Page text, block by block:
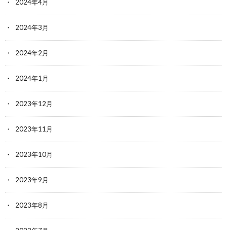
2024年4月
2024年3月
2024年2月
2024年1月
2023年12月
2023年11月
2023年10月
2023年9月
2023年8月